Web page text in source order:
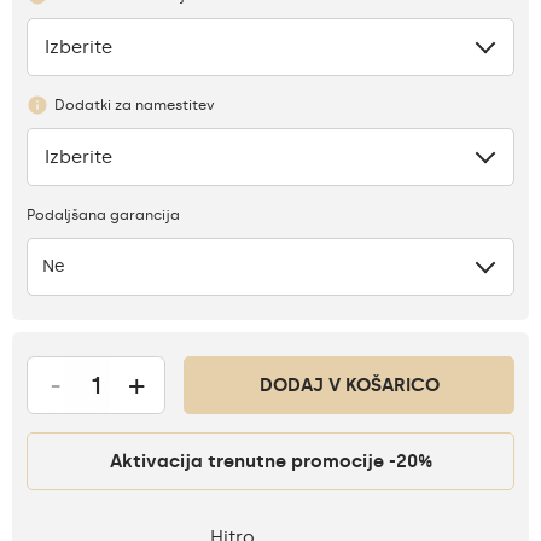
Ni
Izberite
Dodatki za namestitev
Ni
Izberite
Podaljšana garancija
Ne
- + DODAJ V KOŠARICO
Aktivacija trenutne promocije -20%